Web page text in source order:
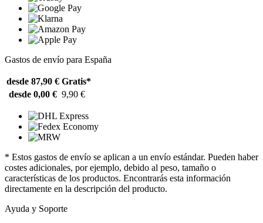
Gastos de envío para España
desde 87,90 € Gratis*
desde 0,00 € 9,90 €
* Estos gastos de envío se aplican a un envío estándar. Pueden haber
costes adicionales, por ejemplo, debido al peso, tamaño o
características de los productos. Encontrarás esta información
directamente en la descripción del producto.
Ayuda y Soporte